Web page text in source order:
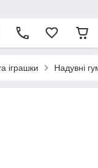
іграшки Надувні